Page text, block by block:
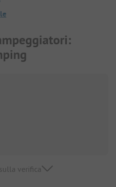
verifica